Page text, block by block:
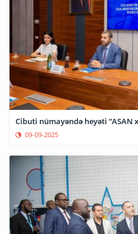
Cibuti nümayəndə heyəti “ASAN
09-09-2025